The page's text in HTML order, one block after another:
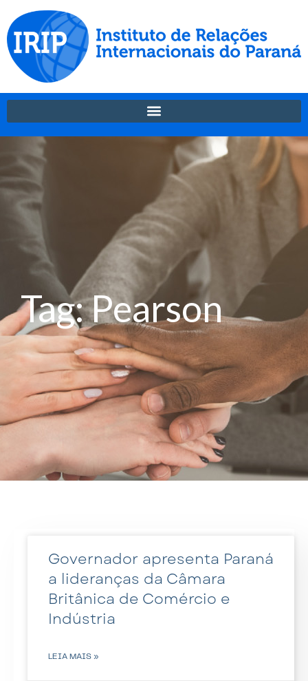
Tag: Pearson
Governador apresenta Paraná
a lideranças da Câmara
Britânica de Comércio e
Indústria
LEIA MAIS »